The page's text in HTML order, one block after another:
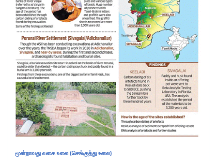
மூன்றாவது வகை உலை (செங்குத்து உலை)